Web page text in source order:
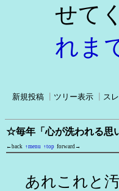
せて
れま
新規投稿 ツリー表示 ス
☆毎年「心が洗われる思
←back ↑menu ↑top forward→
あれこれと汚